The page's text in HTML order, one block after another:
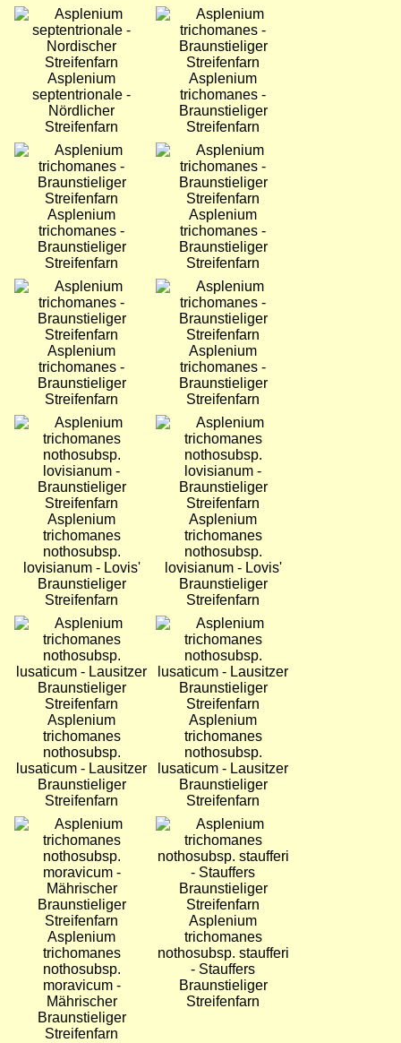
Bild
Asplenium
septentrionale -
Nördlicher
Streifenfarn
Bild
Asplenium
trichomanes -
Braunstieliger
Streifenfarn
Bild
Asplenium
trichomanes -
Braunstieliger
Streifenfarn
Bild
Asplenium
trichomanes -
Braunstieliger
Streifenfarn
Bild
Asplenium
trichomanes -
Braunstieliger
Streifenfarn
Bild
Asplenium
trichomanes -
Braunstieliger
Streifenfarn
Bild
Asplenium
trichomanes
nothosubsp.
lovisianum - Lovis'
Braunstieliger
Streifenfarn
Bild
Asplenium
trichomanes
nothosubsp.
lovisianum - Lovis'
Braunstieliger
Streifenfarn
Bild
Asplenium
trichomanes
nothosubsp.
lusaticum - Lausitzer
Braunstieliger
Streifenfarn
Bild
Asplenium
trichomanes
nothosubsp.
lusaticum - Lausitzer
Braunstieliger
Streifenfarn
Bild
Asplenium
trichomanes
nothosubsp.
moravicum -
Mährischer
Braunstieliger
Streifenfarn
Bild
Asplenium
trichomanes
nothosubsp. staufferi
- Stauffers
Braunstieliger
Streifenfarn